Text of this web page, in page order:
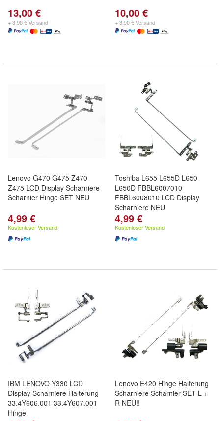
13,00 €
+ 3,90 € Versand
10,00 €
+ 3,90 € Versand
Lenovo G470 G475 Z470
Z475 LCD Display Scharniere
Scharnier Hinge SET NEU
4,99 €
Kostenloser Versand
Toshiba L655 L655D L650
L650D FBBL6007010
FBBL6008010 LCD Display
Scharniere NEU
4,99 €
Kostenloser Versand
IBM LENOVO Y330 LCD
Display Scharniere Halterung
33.4Y606.001 33.4Y607.001
Hinge
Lenovo E420 Hinge Halterung
Scharniere Scharnier SET L +
R NEU!!